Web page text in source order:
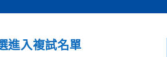
進入複試名單